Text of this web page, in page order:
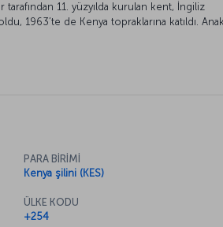
11. yüzyılda kurulan kent, İngiliz
1963’te de Kenya topraklarına katıldı.
sahilleri ve olağanüstü güzellikteki mercan
PARA BİRİMİ
Kenya şilini (KES)
ÜLKE KODU
+254